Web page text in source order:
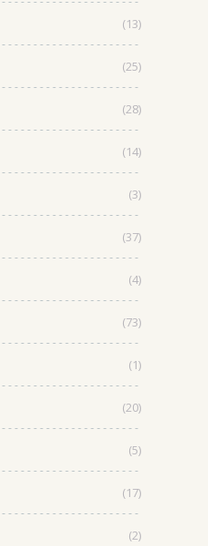
(13)
(25)
(28)
(14)
(3)
(37)
(4)
(73)
(1)
(20)
(5)
(17)
(2)